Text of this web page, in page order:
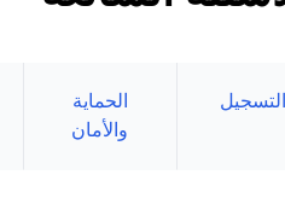
التسجيل
الحماية
والأمان